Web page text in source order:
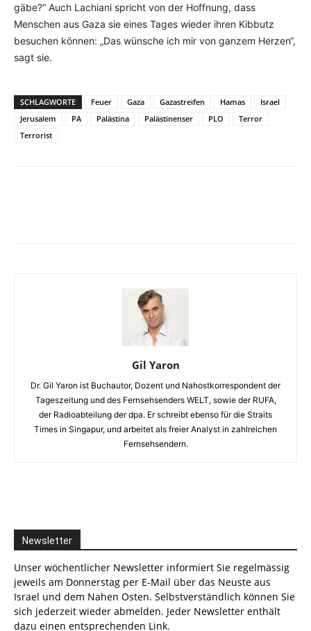
gäbe?“ Auch Lachiani spricht von der Hoffnung, dass
Menschen aus Gaza sie eines Tages wieder ihren Kibbutz
besuchen können: „Das wünsche ich mir von ganzem Herzen“,
sagt sie.
SCHLAGWORTE Feuer Gaza Gazastreifen Hamas
Israel
Jerusalem
PA Palästina Palästinenser PLO
Terror
Terrorist
Gil Yaron
Dr. Gil Yaron ist Buchautor, Dozent und Nahostkorrespondent der
Tageszeitung und des Fernsehsenders WELT, sowie der RUFA,
der Radioabteilung der dpa. Er schreibt ebenso für die Straits
Times in Singapur, und arbeitet als freier Analyst in zahlreichen
Fernsehsendern.
Newsletter
Unser wöchentlicher Newsletter informiert Sie regelmässig
jeweils am Donnerstag per E-Mail über das Neuste aus
Israel und dem Nahen Osten. Selbstverständlich können Sie
sich jederzeit wieder abmelden. Jeder Newsletter enthält
dazu einen entsprechenden Link.